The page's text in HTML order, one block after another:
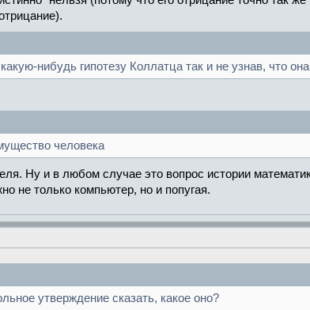
нибудь гипотезу Коллатца так и не узнав, что
человека
Ну и в любом случае это вопрос истории
не только компьютер, но и попугая.
утверждение сказать, какое оно?